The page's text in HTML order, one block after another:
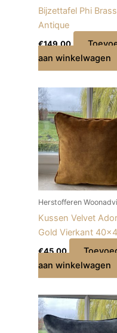
Bijzettafel Phi Brass
Antique
€149,00
aan winkelwagen
Herstofferen
Kussen Velvet
Gold Vierkant
€45,00
aan winkelwagen